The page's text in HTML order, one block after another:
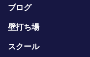
ブログ
壁打ち場
スクール